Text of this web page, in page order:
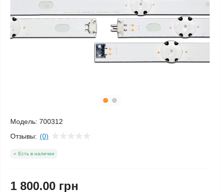
Модель: 700312
Отзывы: (0)
Есть в наличии
1 800.00 грн